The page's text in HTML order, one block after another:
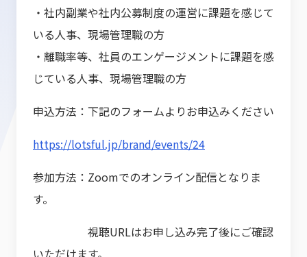
・社内副業や社内公募制度の運営に課題を感じて
いる人事、現場管理職の方
・離職率等、社員のエンゲージメントに課題を感
じている人事、現場管理職の方
申込方法：下記のフォームよりお申込みください
https://lotsful.jp/brand/events/24
参加方法：Zoomでのオンライン配信となりま
す。
視聴URLはお申し込み完了後にご確認
いただけます。